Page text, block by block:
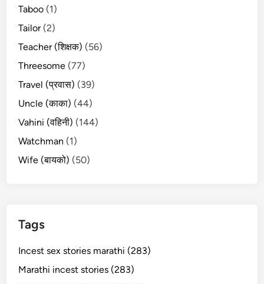
Taboo (1)
Tailor(2)
Teacher (शिक्षक) (56)
Threesome (77)
Travel (प्रवास) (39)
Uncle (काका) (44)
Vahini (वहिनी) (144)
Watchman (1)
Wife (बायको) (50)
Tags
Incest sex stories marathi (283)
Marathi incest stories (283)